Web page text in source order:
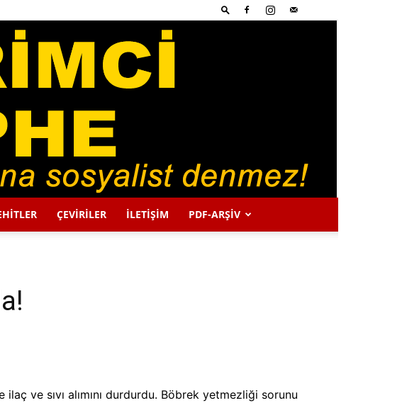
ÇEVİRİLER İLETİŞİM PDF-ARŞIV
ve sıvı alımını durdurdu. Böbrek yetmezliği sorunu